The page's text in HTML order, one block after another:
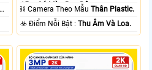
15m Có Màu Ban Ðêm.
⛓ Camera Theo MẫuThân Plastic.
️☣️ Điểm Nỗi Bật :Thu Âm Và Loa.